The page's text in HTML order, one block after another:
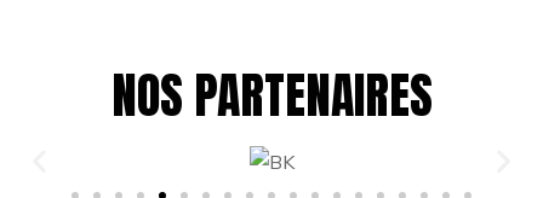
NOS PARTENAIRES